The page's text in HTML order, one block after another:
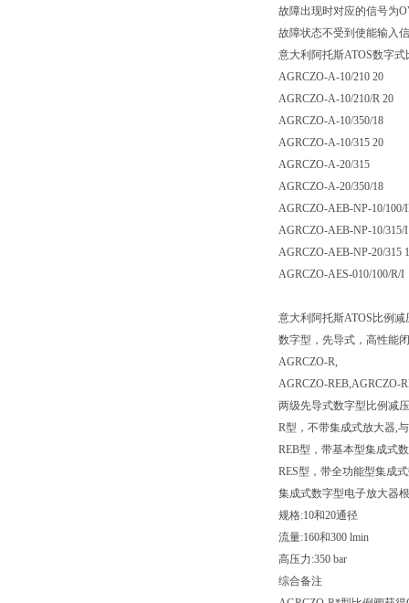
故障出现时对应的信号为
故障状态不受到使能输入
意大利阿托斯ATOS数字
AGRCZO-A-10/210 20
AGRCZO-A-10/210/R 20
AGRCZO-A-10/350/18
AGRCZO-A-10/315 20
AGRCZO-A-20/315
AGRCZO-A-20/350/18
AGRCZO-AEB-NP-10/100/
AGRCZO-AEB-NP-10/315/I
AGRCZO-AEB-NP-20/315
AGRCZO-AES-010/100/R/I
意大利阿托斯ATOS比例
数字型，先导式，高性能
AGRCZO-R,
AGRCZO-REB,AGRCZO-
两级先导式数字型比例减
R型，不带集成式放大器,
REB型，带基本型集成式
RES型，带全功能型集成
集成式数字型电子放大器
规格:10和20通径
流量:160和300 lmin
高压力:350 bar
综合备注